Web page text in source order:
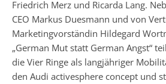
Friedrich Merz und Ricarda Lang.
CEO Markus Duesmann und von
Marketingvorständin Hildegard
„German Mut statt German Angst“
die Vier Ringe als langjähriger
den Audi activesphere concept und